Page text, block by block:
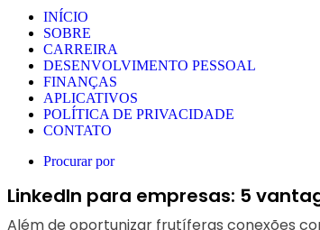
INÍCIO
SOBRE
CARREIRA
DESENVOLVIMENTO PESSOAL
FINANÇAS
APLICATIVOS
POLÍTICA DE PRIVACIDADE
CONTATO
Procurar por
LinkedIn para empresas: 5
Além de oportunizar frutíferas conexões